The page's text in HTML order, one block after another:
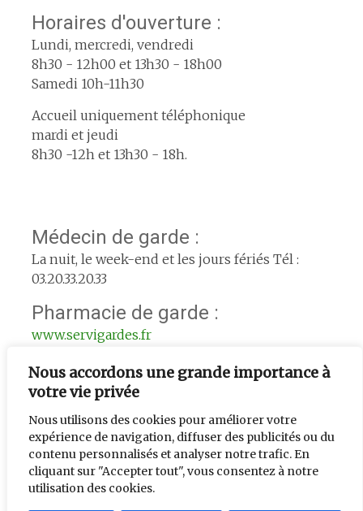
Nous accordons une grande importance à
votre vie privée
Nous utilisons des cookies pour améliorer votre
expérience de navigation, diffuser des publicités ou du
contenu personnalisés et analyser notre trafic. En
cliquant sur "Accepter tout", vous consentez à notre
utilisation des cookies.
Horaires d'ouverture :
Lundi, mercredi, vendredi
8h30 - 12h00 et 13h30 - 18h00
Samedi 10h-11h30
Accueil uniquement téléphonique
mardi et jeudi
8h30 -12h et 13h30 - 18h.
Médecin de garde :
La nuit, le week-end et les jours fériés Tél :
03.20.33.20.33
Pharmacie de garde :
www.servigardes.fr
Urgence le week-end :
L'adjoint de semaine : 06.74.56.33.39